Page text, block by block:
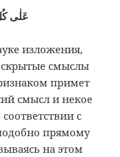
عَلٰى
изложения,
скрытые смыслы
примет
смысл и некое
с
прямому
на этом